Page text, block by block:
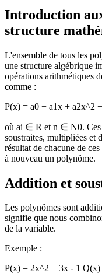
Introduction
structure
L'ensemble de tous les
une structure algébrique
opérations arithmétiques
comme :
P(x) = a0 + a1x + a2x^2
où ai ∈ R et n ∈ N0. Ces
soustraites, multipliées et
résultat de chacune de
à nouveau un polynôme.
Addition et
Les polynômes sont
signifie que nous
de la variable.
Exemple :
P(x) = 2x^2 + 3x - 1